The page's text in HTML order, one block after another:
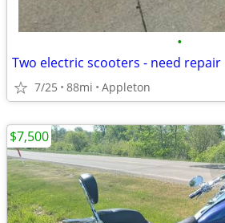
•
Two electric scooters - need repair
7/25 88mi Appleton
$7,500